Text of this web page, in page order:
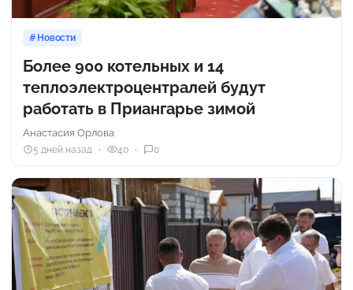
Новости
Более 900 котельных и 14
теплоэлектроцентралей будут
работать в Приангарье зимой
Анастасия Орлова
5 дней назад 40 0